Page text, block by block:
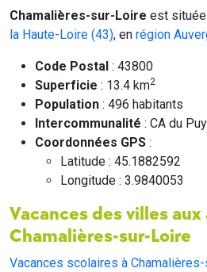
Chamalières-sur-Loire est
la Haute-Loire (43), en région
Code Postal : 43800
Superficie : 13.4 km2
Population : 496 habitants
Intercommunalité : CA du
Coordonnées GPS :
Latitude : 45.1882592
Longitude : 3.9840053
Vacances des villes
Chamalières-sur-Loire
Vacances scolaires à